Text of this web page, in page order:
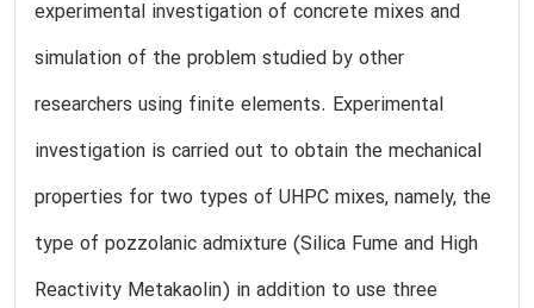
experimental investigation of concrete mixes and
simulation of the problem studied by other
researchers using finite elements. Experimental
investigation is carried out to obtain the mechanical
properties for two types of UHPC mixes, namely, the
type of pozzolanic admixture (Silica Fume and High
Reactivity Metakaolin) in addition to use three